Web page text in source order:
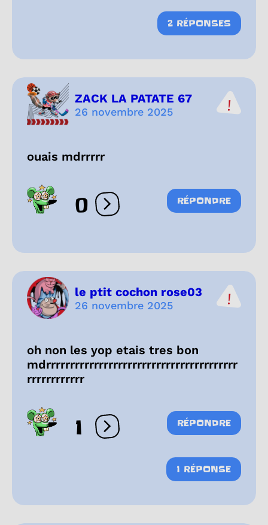
2 RÉPONSES
ZACK LA PATATE 67
26 novembre 2025
ouais mdrrrrr
0 Ouvrir les réactions
RÉPONDRE
le ptit cochon rose03
26 novembre 2025
oh non les yop etais tres bon
mdrrrrrrrrrrrrrrrrrrrrrrrrrrrrrrrrrrrrrrrr
rrrrrrrrrrrr
1 Ouvrir les réactions
RÉPONDRE
1 RÉPONSE